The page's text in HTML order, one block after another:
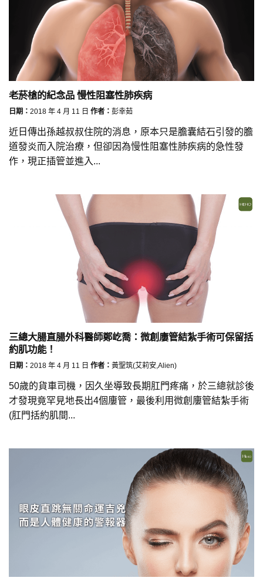
老菸槍的紀念品 慢性阻塞性肺疾病
日期： 2018 年 4 月 11 日 作者： 彭幸茹
近日傳出孫越叔叔住院的消息，原本只是膽囊結石引發的膽
道發炎而入院治療，但卻因為慢性阻塞性肺疾病的急性發
作，現正插管並進入...
三總大腸直腸外科醫師鄭屹喬：微創廔管結紮手術可保留括
約肌功能！
日期： 2018 年 4 月 11 日 作者： 黃聖筑(艾莉安,Alien)
50歲的貨車司機，因久坐導致長期肛門疼痛，於三總就診後
才發現竟罕見地長出4個廔管，最後利用微創廔管結紮手術
(肛門括約肌間...